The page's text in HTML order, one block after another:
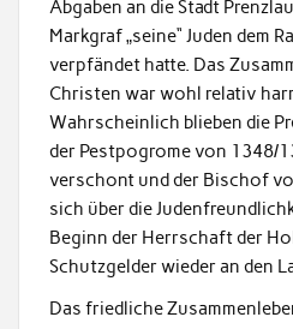
Abgaben an die Stadt
Markgraf „seine“ Juden dem
verpfändet hatte. Das
Christen war wohl relativ
Wahrscheinlich blieben die
der Pestpogrome von 1348/
verschont und der Bischof
sich über die
Beginn der Herrschaft der
Schutzgelder wieder an den
Das friedliche